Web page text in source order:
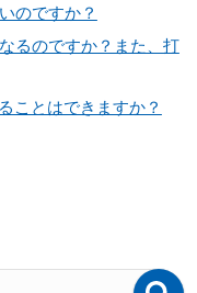
のですか？
るのですか？また、打
ことはできますか？